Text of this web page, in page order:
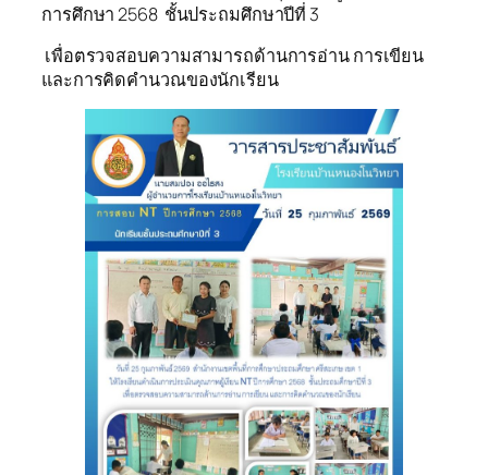
การศึกษา 2568 ชั้นประถมศึกษาปีที่ 3
เพื่อตรวจสอบความสามารถด้านการอ่าน การเขียน
และการคิดคำนวณของนักเรียน